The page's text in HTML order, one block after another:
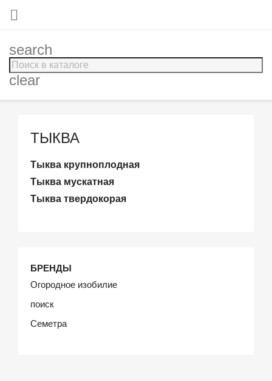

search
clear
ТЫКВА
Тыква крупноплодная
Тыква мускатная
Тыква твердокорая
БРЕНДЫ
Огородное изобилие
поиск
Семетра